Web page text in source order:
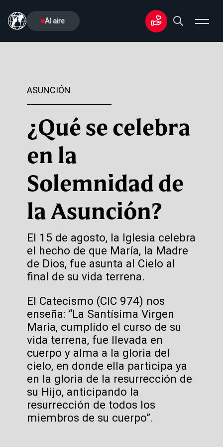
Al aire
ASUNCIÓN
¿Qué se celebra
en la
Solemnidad de
la Asunción?
El 15 de agosto, la Iglesia celebra
el hecho de que María, la Madre
de Dios, fue asunta al Cielo al
final de su vida terrena.
El Catecismo (CIC 974) nos
enseña: “La Santísima Virgen
María, cumplido el curso de su
vida terrena, fue llevada en
cuerpo y alma a la gloria del
cielo, en donde ella participa ya
en la gloria de la resurrección de
su Hijo, anticipando la
resurrección de todos los
miembros de su cuerpo”.